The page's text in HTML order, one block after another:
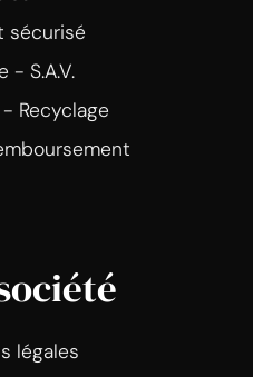
sécurisé
- S.A.V.
Recyclage
légales